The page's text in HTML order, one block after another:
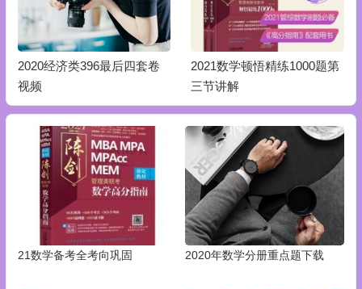
2021数学顿悟精练1000题第
三节讲解
2021数学顿悟精练1000题第
四节讲解
21数学备考全考向巩固 2020年数学分册重点题下载